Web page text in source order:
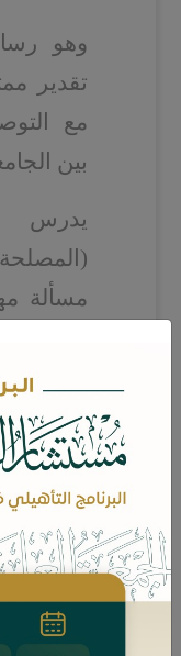
وهو
تقدير
مع
بين
يدرس
مسألة
اشتمل
معنى